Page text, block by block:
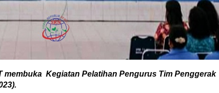
membuka Kegiatan Pelatihan Pengurus Tim Penggerak